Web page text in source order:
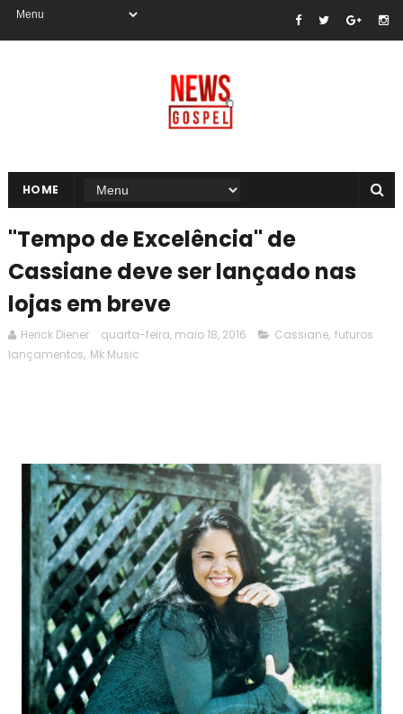
HOME
"Tempo de Excelência" de
Cassiane deve ser lançado nas
lojas em breve
Herick Diener quarta-feira, maio 18, 2016 Cassiane, futuros
lançamentos, Mk Music